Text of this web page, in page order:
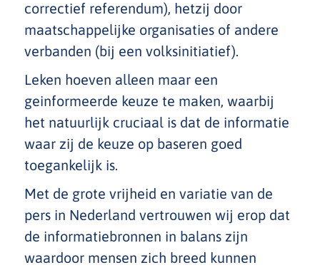
correctief referendum), hetzij door
maatschappelijke organisaties of andere
verbanden (bij een volksinitiatief).
Leken hoeven alleen maar een
geinformeerde keuze te maken, waarbij
het natuurlijk cruciaal is dat de informatie
waar zij de keuze op baseren goed
toegankelijk is.
Met de grote vrijheid en variatie van de
pers in Nederland vertrouwen wij erop dat
de informatiebronnen in balans zijn
waardoor mensen zich breed kunnen